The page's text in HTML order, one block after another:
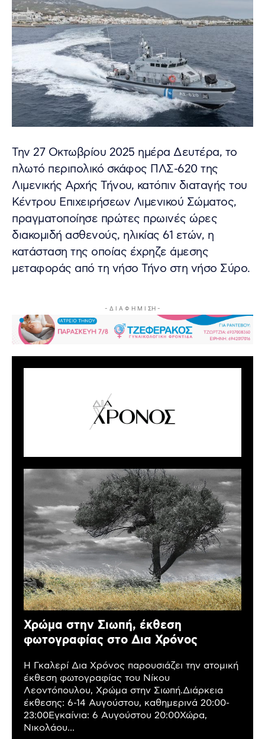
Την 27 Οκτωβρίου 2025 ημέρα Δευτέρα, το
πλωτό περιπολικό σκάφος ΠΛΣ-620 της
Λιμενικής Αρχής Τήνου, κατόπιν διαταγής του
Κέντρου Επιχειρήσεων Λιμενικού Σώματος,
πραγματοποίησε πρώτες πρωινές ώρες
διακομιδή ασθενούς, ηλικίας 61 ετών, η
κατάσταση της οποίας έχρηζε άμεσης
μεταφοράς από τη νήσο Τήνο στη νήσο Σύρο.
- Δ Ι Α Φ Η Μ Ι ΣΗ -
Χρώμα στην Σιωπή, έκθεση
φωτογραφίας στο Δια Χρόνος
Η Γκαλερί Δια Χρόνος παρουσιάζει την ατομική
έκθεση φωτογραφίας του Νίκου
Λεοντόπουλου, Χρώμα στην Σιωπή.Διάρκεια
έκθεσης: 6-14 Αυγούστου, καθημερινά 20:00-
23:00Εγκαίνια: 6 Αυγούστου 20:00Χώρα,
Νικολάου...